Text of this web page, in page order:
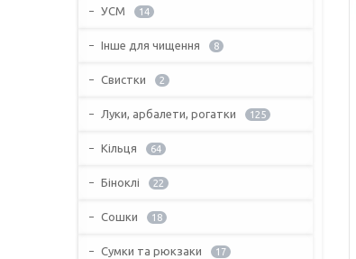
УСМ 14
Інше для чищення 8
Свистки 2
Луки, арбалети, рогатки 125
Кільця 64
Біноклі 22
Сошки 18
Сумки та рюкзаки 17